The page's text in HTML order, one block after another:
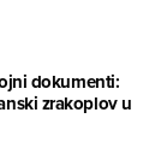
dokumenti:
zrakoplov u